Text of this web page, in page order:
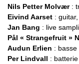
Nils Petter Molvær:
Eivind Aarset :
Jan Bang : live
Pål « Strangefruit »
Audun Erlien : basse
Per Lindvall : batterie